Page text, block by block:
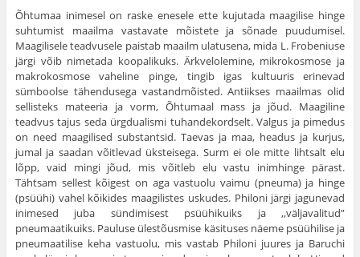
Õhtumaa inimesel on raske enesele ette kujutada maagilise hinge
suhtumist maailma vastavate mõistete ja sõnade puudumisel.
Maagilisele teadvusele pais­tab maailm ulatusena, mida L. Frobeniuse
järgi võib nimetada koopalikuks. Ärkvelolemine, mikrokosmose ja
makrokosmose vaheline pinge, tingib igas kultuu­ris erinevad
sümboolse tähendusega vastandmõisted. Antiikses maailmas olid
sellisteks mateeria ja vorm, Õhtumaal mass ja jõud. Maagiline
teadvus tajus seda ürgdualismi tuhandekordselt. Valgus ja pime­dus
on need maagilised substantsid. Taevas ja maa, headus ja kurjus,
jumal ja saadan võitlevad üksteisega. Surm ei ole mitte lihtsalt elu
lõpp, vaid mingi jõud, mis võitleb elu vastu inimhinge pärast.
Tähtsam sellest kõigest on aga vastuolu vaimu (pneuma) ja hinge
(psüühi) vahel kõikides maagilistes uskudes. Philoni järgi jagunevad
inimesed juba sündimisest psüühikuiks ja ,,väljavalitud”
pneumaatikuiks. Pau­luse ülestõusmise käsituses näeme psüühilise ja
pneu­maatilise keha vastuolu, mis vastab Philoni juures ja Baruchi